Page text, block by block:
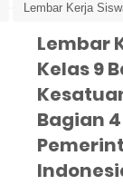
Lembar Kerja
SistemLembar
Kelas 9
Bagian